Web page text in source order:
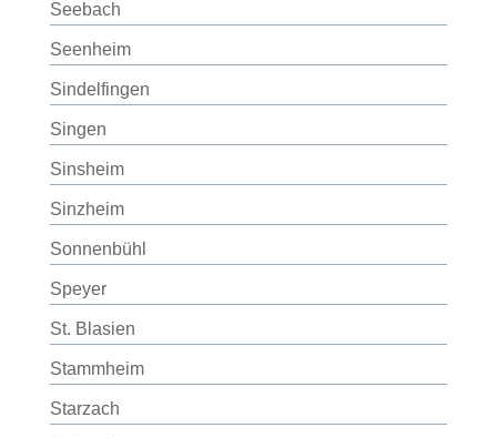
Seebach
Seenheim
Sindelfingen
Singen
Sinsheim
Sinzheim
Sonnenbühl
Speyer
St. Blasien
Stammheim
Starzach